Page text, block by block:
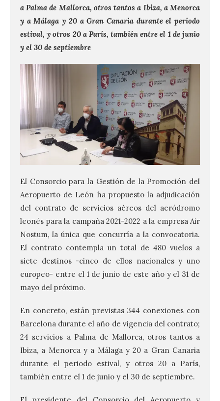
a Palma de Mallorca, otros tantos a Ibiza, a Menorca
y a Málaga y 20 a Gran Canaria durante el periodo
estival, y otros 20 a París, también entre el 1 de junio
y el 30 de septiembre
El Consorcio para la Gestión de la Promoción del
Aeropuerto de León ha propuesto la adjudicación
del contrato de servicios aéreos del aeródromo
leonés para la campaña 2021-2022 a la empresa Air
Nostum, la única que concurría a la convocatoria.
El contrato contempla un total de 480 vuelos a
siete destinos -cinco de ellos nacionales y uno
europeo- entre el 1 de junio de este año y el 31 de
mayo del próximo.
En concreto, están previstas 344 conexiones con
Barcelona durante el año de vigencia del contrato;
24 servicios a Palma de Mallorca, otros tantos a
Ibiza, a Menorca y a Málaga y 20 a Gran Canaria
durante el periodo estival, y otros 20 a París,
también entre el 1 de junio y el 30 de septiembre.